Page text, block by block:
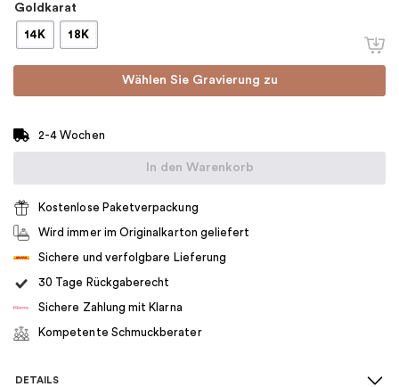
Goldkarat
14K 18K
Wählen Sie Gravierung zu
2-4 Wochen
In den Warenkorb
Kostenlose Paketverpackung
Wird immer im Originalkarton geliefert
Sichere und verfolgbare Lieferung
30 Tage Rückgaberecht
Sichere Zahlung mit Klarna
Kompetente Schmuckberater
DETAILS